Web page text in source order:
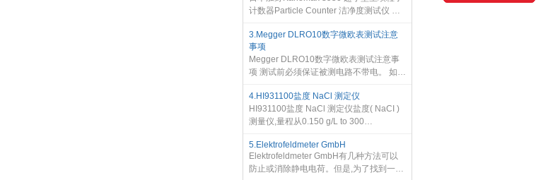
计数器Particle Counter 洁净度测试仪 重
附带软件上显示测试数据 双通道：
0.1um0.3um 额定流量：2.83umin 通过实
现
3.Megger DLRO10数字微欧表测试注意
事项
Megger DLRO10数字微欧表测试注意事
项 测试前必须保证被测电路不带电。 如果
连接时，无法断开电池），使用者必须注
意这种危险。当将仪器连接
4.HI931100盐度 NaCl 测定仪
HI931100盐度 NaCl 测定仪盐度( NaCI )
测量仪,量程从0.150 g/L to 300
识别盐度校准，通过内置标准校准点和专
用盐度标准缓冲液，快捷校准，确保测量
精度和准确性。
5.Elektrofeldmeter GmbH
Elektrofeldmeter GmbH有几种方法可以
防止或消除静电电荷。但是,为了找到一个